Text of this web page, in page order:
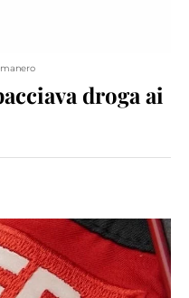
droga ai